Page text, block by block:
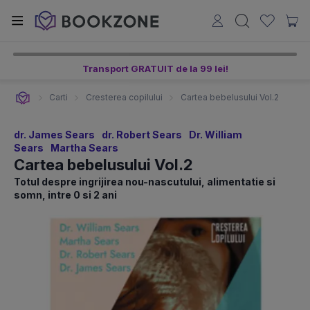
Transport GRATUIT de la 99 lei!
Carti Cresterea copilului Cartea bebelusului Vol.2
dr. James Sears dr. Robert Sears
Dr. William
Sears
Martha Sears
Cartea bebelusului Vol.2
Totul despre ingrijirea nou-nascutului, alimentatie si
somn, intre 0 si 2 ani